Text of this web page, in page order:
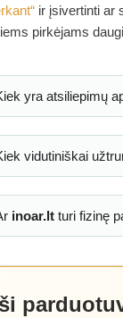
ir įsivertinti ar
pirkėjams
yra atsiliepimų
vidutiniškai
inoar.ltturi fizinę